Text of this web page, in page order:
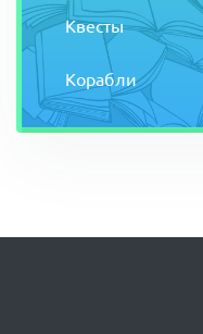
Квесты
Корабли